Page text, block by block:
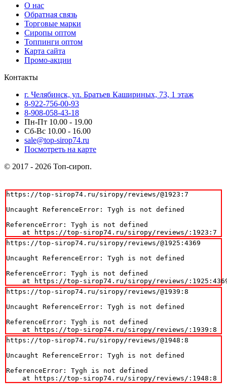
О нас
Обратная связь
Торговые марки
Сиропы оптом
Топпинги оптом
Карта сайта
Промо-акции
Контакты
г. Челябинск, ул. Братьев Кашириных, 73, 1 этаж
8-922-756-00-93
8-908-058-43-18
Пн-Пт 10.00 - 19.00
Сб-Вс 10.00 - 16.00
sale@top-sirop74.ru
Посмотреть на карте
© 2017 - 2026 Топ-сироп.
https://top-sirop74.ru/siropy/reviews/@1923:7
Uncaught ReferenceError: Tygh is not defined
ReferenceError: Tygh is not defined
    at https://top-sirop74.ru/siropy/reviews/:1923:7
https://top-sirop74.ru/siropy/reviews/@1925:4369
Uncaught ReferenceError: Tygh is not defined
ReferenceError: Tygh is not defined
at https://top-sirop74.ru/siropy/reviews/
https://top-sirop74.ru/siropy/reviews/@1939:8
Uncaught ReferenceError: Tygh is not defined
ReferenceError: Tygh is not defined
    at https://top-sirop74.ru/siropy/reviews/:1939:8
https://top-sirop74.ru/siropy/reviews/@1948:8
Uncaught ReferenceError: Tygh is not defined
ReferenceError: Tygh is not defined
    at https://top-sirop74.ru/siropy/reviews/:1948:8